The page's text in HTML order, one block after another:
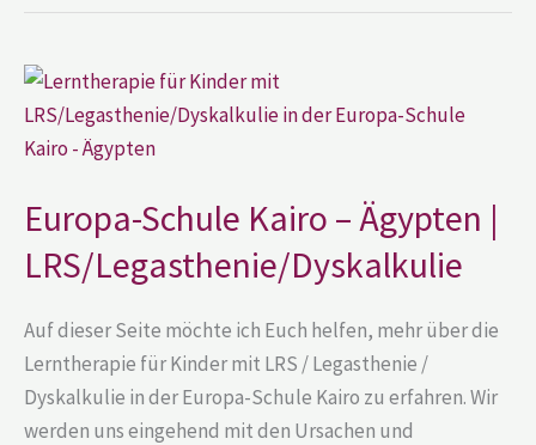
Europa-Schule Kairo – Ägypten |
LRS/Legasthenie/Dyskalkulie
Auf dieser Seite möchte ich Euch helfen, mehr über die
Lerntherapie für Kinder mit LRS / Legasthenie /
Dyskalkulie in der Europa-Schule Kairo zu erfahren. Wir
werden uns eingehend mit den Ursachen und
Europa-
Schule
Kairo
–
Ägypten